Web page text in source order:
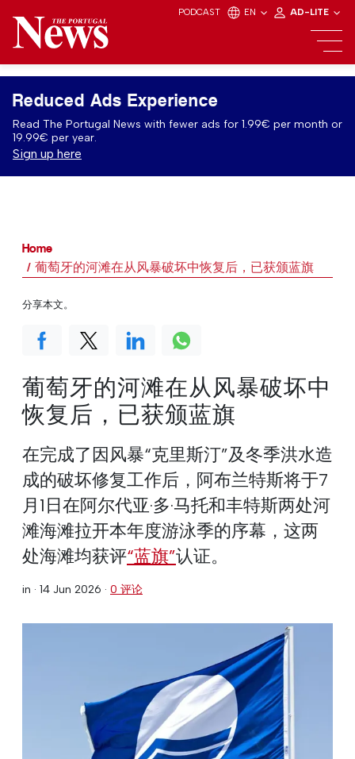
PODCAST EN AD-LITE
Reduced Ads Experience
Read The Portugal News with fewer ads for 1.99€ per month or
19.99€ per year.
Sign up here
Home
葡萄牙的河滩在从风暴破坏中恢复后，已获颁蓝旗
葡萄牙的河滩在从风暴破坏中
恢复后，已获颁蓝旗
在完成了因风暴“克里斯汀”及冬季洪水造
成的破坏修复工作后，阿布兰特斯将于7
月1日在阿尔代亚·多·马托和丰特斯两处河
滩海滩拉开本年度游泳季的序幕，这两
处海滩均获评“蓝旗”认证。
in · 14 Jun 2026 · 0 评论
分享本文。